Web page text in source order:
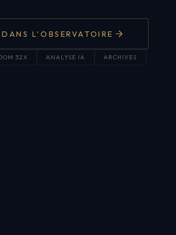
DANS L'OBSERVATOIRE
32X ANALYSE IA ARCHIVES